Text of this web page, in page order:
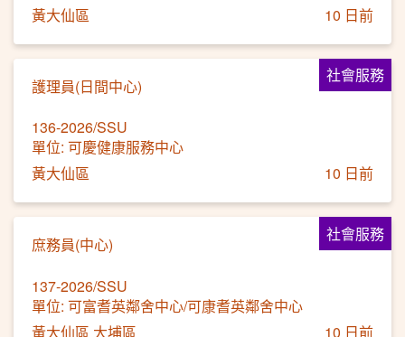
黃大仙區
10 日前
社會服務
護理員(日間中心)
136-2026/SSU
單位: 可慶健康服務中心
黃大仙區
10 日前
社會服務
庶務員(中心)
137-2026/SSU
單位: 可富耆英鄰舍中心/可康耆英鄰舍中心
黃大仙區 大埔區
10 日前